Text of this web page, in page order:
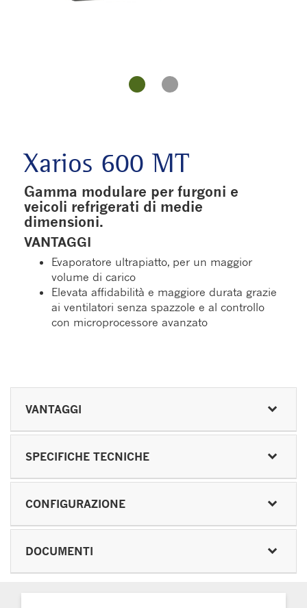
Xarios 600 MT
Gamma modulare per furgoni e
veicoli refrigerati di medie
dimensioni.
VANTAGGI
Evaporatore ultrapiatto, per un maggior
volume di carico
Elevata affidabilità e maggiore durata grazie
ai ventilatori senza spazzole e al controllo
con microprocessore avanzato
VANTAGGI
SPECIFICHE TECNICHE
CONFIGURAZIONE
DOCUMENTI